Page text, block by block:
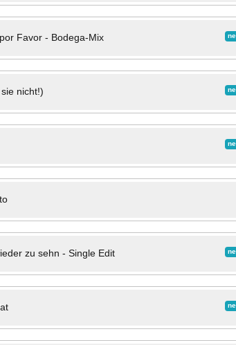
Favor - Bodega-Mix
nicht!)
zu sehn - Single Edit